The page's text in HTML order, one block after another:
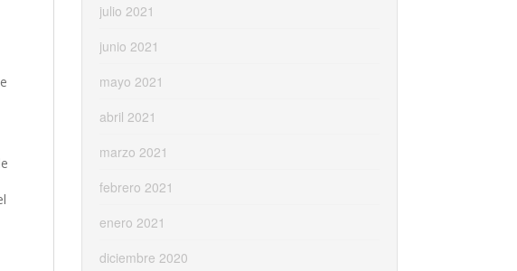
julio 2021
junio 2021
mayo 2021
abril 2021
marzo 2021
febrero 2021
enero 2021
diciembre 2020